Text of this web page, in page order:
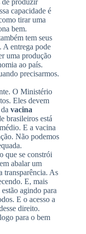
capacidade é
tirar uma
bem.
tem seus
A entrega pode
uma produção
ao país.
precisarmos.
O Ministério
Eles devem
vacina
brasileiros está
E a vacina
Não podemos
que se constrói
abalar um
transparência. As
E, mais
agindo para
E o acesso a
direito.
para o bem